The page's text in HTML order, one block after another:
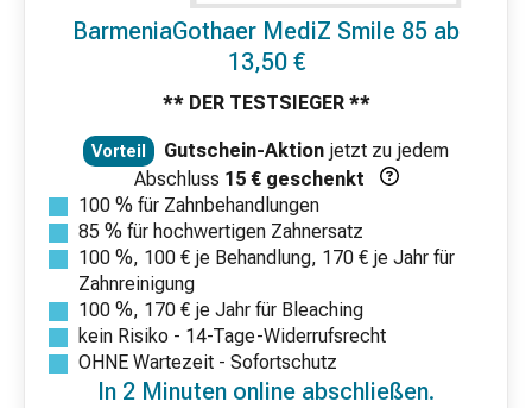
BarmeniaGothaer MediZ Smile 85 ab
13,50 €
** DER TESTSIEGER **
Vorteil Gutschein-Aktion jetzt zu jedem
Abschluss 15 € geschenkt
100 % für Zahnbehandlungen
85 % für hochwertigen Zahnersatz
100 %, 100 € je Behandlung, 170 € je Jahr für
Zahnreinigung
100 %, 170 € je Jahr für Bleaching
kein Risiko - 14-Tage-Widerrufsrecht
OHNE Wartezeit - Sofortschutz
In 2 Minuten online abschließen.